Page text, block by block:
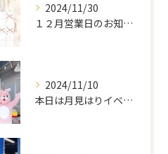
2024/11/30
１２月営業日のお知らせです😊
2024/11/10
本日は月見はりイベントでした🌝